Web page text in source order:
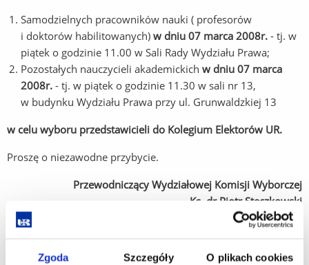
Zgoda Szczegóły O plikach cookies
Samodzielnych pracowników nauki ( profesorów
i doktorów habilitowanych) w dniu 07 marca 2008r. - tj. w
piątek o godzinie 11.00 w Sali Rady Wydziału Prawa;
Pozostałych nauczycieli akademickich w dniu 07 marca
2008r. - tj. w piątek o godzinie 11.30 w sali nr 13,
w budynku Wydziału Prawa przy ul. Grunwaldzkiej 13
w celu wyboru przedstawicieli do Kolegium Elektorów UR.
Proszę o niezawodne przybycie.
Przewodniczący Wydziałowej Komisji Wyborczej
Ks. dr Piotr Steczkowski
Na posiedzeniu Rady Wydziału Prawa w dniu 20 lutego 2008r.